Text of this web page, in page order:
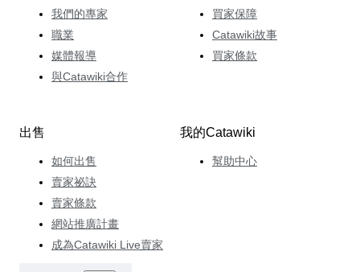
我們的專家
職業
媒體報導
與Catawiki合作
買家保障
Catawiki故事
買家條款
出售
如何出售
賣家祕訣
賣家條款
網站推廣計畫
成為Catawiki Live賣家
我的Catawiki
幫助中心